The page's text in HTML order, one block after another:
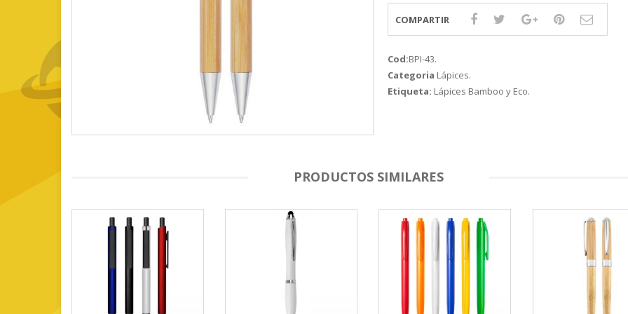
COMPARTIR
Cod:BPI-43.
Categoria Lápices.
Etiqueta: Lápices Bamboo y Eco.
PRODUCTOS SIMILARES